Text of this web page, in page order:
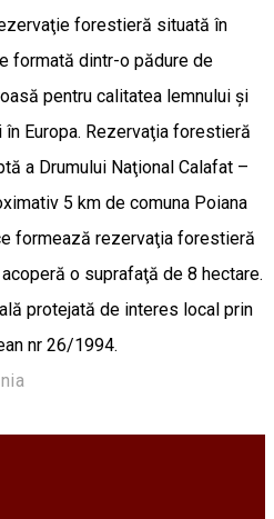
forestieră situată în
formată dintr-o pădure de
pentru calitatea lemnului şi
Europa. Rezervaţia forestieră
a Drumului Naţional Calafat –
5 km de comuna Poiana
formează rezervaţia forestieră
o suprafaţă de 8 hectare.
protejată de interes local prin
nr 26/1994.